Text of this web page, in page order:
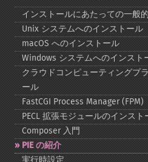
インストールにあたっての一般
Unix システムへのインストール
macOS へのインストール
Windows システムへのインスト
クラウドコンピューティングプ
ール
FastCGI Process Manager (FPM)
PECL 拡張モジュールのインスト
Composer 入門
PIE の紹介
実行時設定